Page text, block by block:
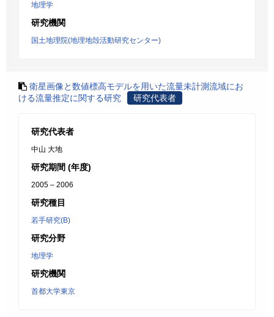
地理学
研究機関
国土地理院(地理地殻活動研究センター)
衛星画像と数値標高モデルを用いた流量未計測流域にお
ける流量推定に関する研究
研究代表者
研究代表者
中山 大地
研究期間 (年度)
2005 – 2006
研究種目
若手研究(B)
研究分野
地理学
研究機関
首都大学東京